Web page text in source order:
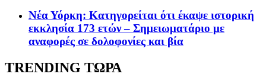
Νέα Υόρκη: Κατηγορείται ότι έκαψε ιστορική
εκκλησία 173 ετών – Σημειωματάριο με
αναφορές σε δολοφονίες και βία
TRENDING ΤΩΡΑ